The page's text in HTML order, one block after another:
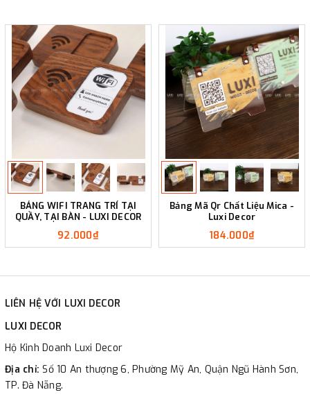
BẢNG WIFI TRANG TRÍ TẠI
QUẦY, TẠI BÀN - LUXI DECOR
92.000₫
Bảng Mã Qr Chất Liệu Mica -
Luxi Decor
184.000₫
LIÊN HỆ VỚI LUXI DECOR
LUXI DECOR
Hộ Kinh Doanh Luxi Decor
Địa chỉ: Số 10 An thượng 6, Phường Mỹ An, Quận Ngũ Hành Sơn,
TP. Đà Nẵng.